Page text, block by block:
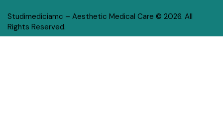
Studimediciamc – Aesthetic Medical Care © 2026. All
Rights Reserved.